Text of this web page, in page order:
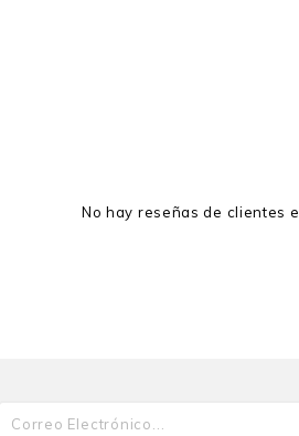
No hay reseñas de clientes